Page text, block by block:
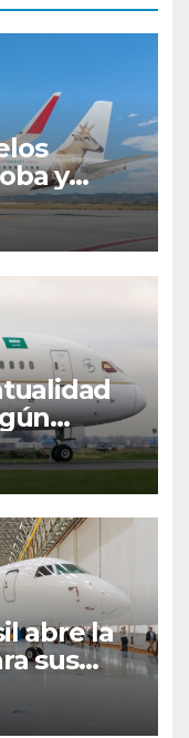
y
abre la
sus
E2 y
de su